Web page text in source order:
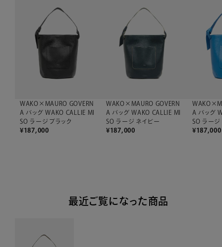
WAKO×MAURO GOVERN
A バッグ WAKO CALLIE MI
SO ラージ ブラック
¥187,000
WAKO×MAURO GOVERN
A バッグ WAKO CALLIE MI
SO ラージ ネイビー
¥187,000
A バッグ
SO ラージ
¥187,000
最近ご覧になった商品